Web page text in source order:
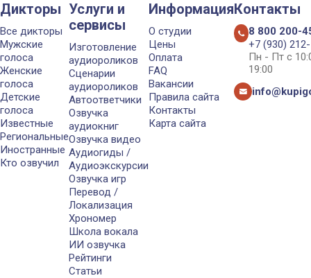
Дикторы
Все дикторы
Мужские
голоса
Женские
голоса
Детские
голоса
Известные
Региональные
Иностранные
Кто озвучил
Услуги и
сервисы
Изготовление
аудиороликов
Сценарии
аудиороликов
Автоответчики
Озвучка
аудиокниг
Озвучка видео
Аудиогиды /
Аудиоэкскурсии
Озвучка игр
Перевод /
Локализация
Хрономер
Школа вокала
ИИ озвучка
Рейтинги
Статьи
Информация
О студии
Цены
Оплата
FAQ
Вакансии
Правила сайта
Контакты
Карта сайта
Контакты
8 800 200-
+7 (930)
Пн - Пт с
19:00